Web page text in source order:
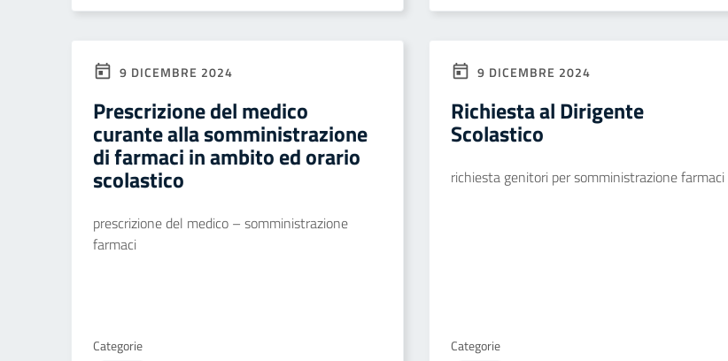
9 DICEMBRE 2024
Prescrizione del medico
curante alla somministrazione
di farmaci in ambito ed orario
scolastico
prescrizione del medico – somministrazione
farmaci
Categorie
9 DICEMBRE 2024
Richiesta al Dirigente
Scolastico
richiesta genitori per somministrazione farmaci
Categorie